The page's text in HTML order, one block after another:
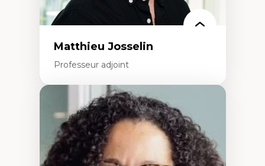
Matthieu Josselin
Professeur adjoint
Expertises
Ethnographie critique des environnements
d’apprentissage des étudiant.e.s
Approche transdisciplinaire des
compétences socioaffectives et
interculturelles